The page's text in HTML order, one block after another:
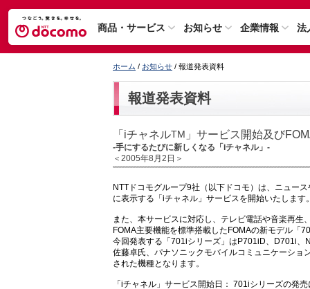
商品・サービス お知らせ 企業情報 法
ホーム / お知らせ / 報道発表資料
報道発表資料
「iチャネルTM 」サービス開始及び
-手にするたびに新しくなる「iチャネル」-
＜2005年8月2日＞
NTTドコモグループ9社（以下ドコモ）は、ニュー
に表示する「iチャネル」サービスを開始いたします
また、本サービスに対応し、テレビ電話や音楽再
FOMA主要機能を標準搭載したFOMAの新モデル「
今回発表する「701iシリーズ」はP701iD、D701i
佐藤卓氏、パナソニックモバイルコミュニケーショ
された機種となります。
「iチャネル」サービス開始日： 701iシリーズの発